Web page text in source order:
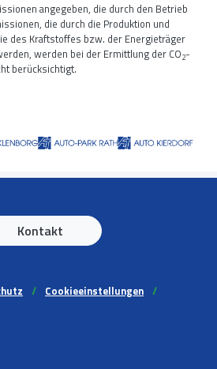
angegeben, die durch den Betrieb
die durch die Produktion und
des Kraftstoffes bzw. der Energieträger
werden bei der Ermittlung der CO2-
berücksichtigt.
Kontakt
// Cookieeinstellungen //